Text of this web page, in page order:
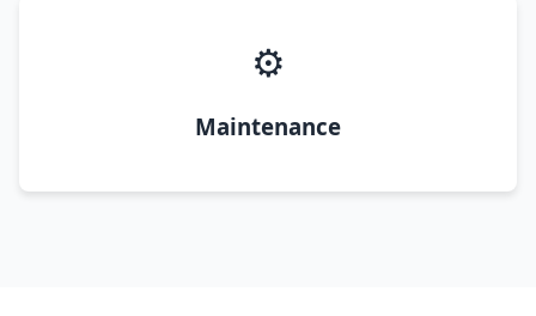
⚙️
Maintenance